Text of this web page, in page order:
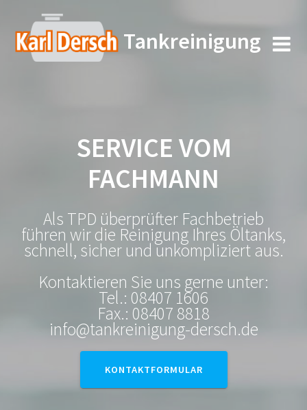
springen
Tankreinigung
SERVICE VOM
FACHMANN
Als TPD überprüfter Fachbetrieb
führen wir die Reinigung Ihres Öltanks,
schnell, sicher und unkompliziert aus.
Kontaktieren Sie uns gerne unter:
Tel.: 08407 1606
Fax.: 08407 8818
info@tankreinigung-dersch.de
KONTAKTFORMULAR